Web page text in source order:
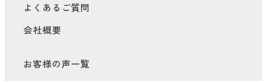
よくあるご質問
会社概要
お客様の声一覧